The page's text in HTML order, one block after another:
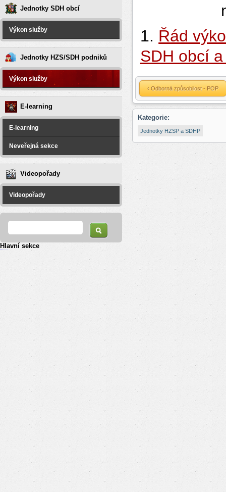
Jednotky SDH obcí
Výkon služby
Jednotky HZS/SDH podniků
Výkon služby
E-learning
E-learning
Neveřejná sekce
Videopořady
Videopořady
1. Řád
SDH obcí
‹ Odborná způsobilost - POP
Kategorie:
Jednotky HZSP a SDHP
Hlavní sekce